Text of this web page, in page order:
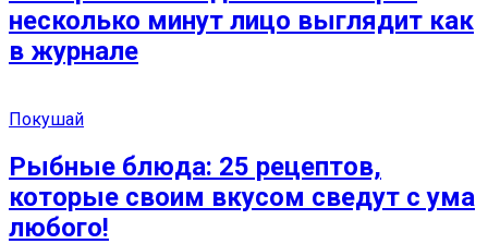
несколько минут лицо выглядит как
в журнале
Покушай
Рыбные блюда: 25 рецептов,
которые своим вкусом сведут с ума
любого!